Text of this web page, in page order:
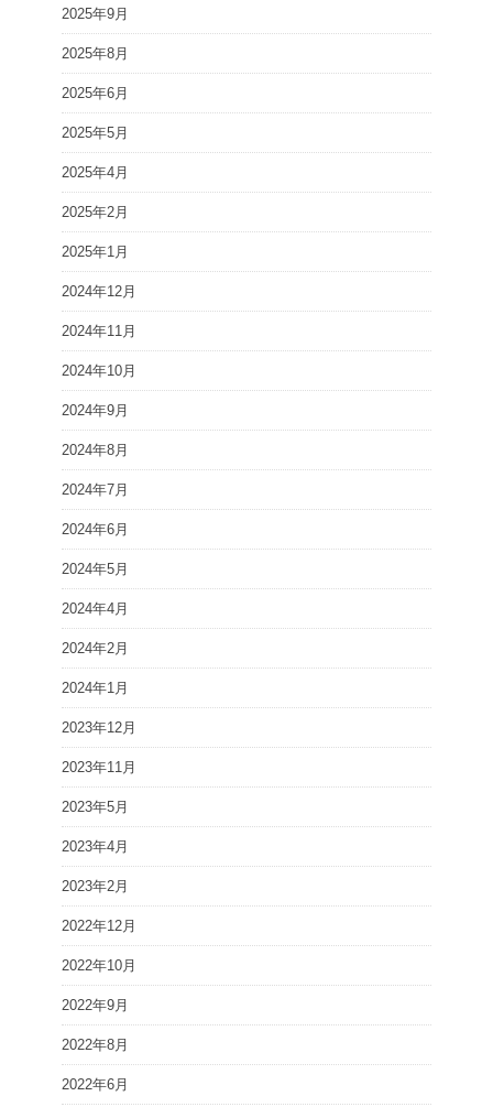
2025年9月
2025年8月
2025年6月
2025年5月
2025年4月
2025年2月
2025年1月
2024年12月
2024年11月
2024年10月
2024年9月
2024年8月
2024年7月
2024年6月
2024年5月
2024年4月
2024年2月
2024年1月
2023年12月
2023年11月
2023年5月
2023年4月
2023年2月
2022年12月
2022年10月
2022年9月
2022年8月
2022年6月